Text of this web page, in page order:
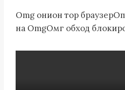
Omg онион тор
на OmgОмг обход